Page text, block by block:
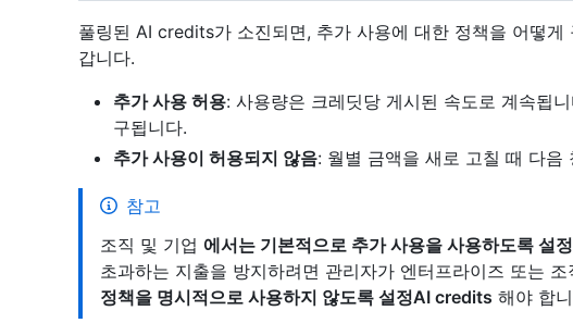
풀링된 AI credits가 소진되면, 추가 사용에 대한 정책을 어떻게
갑니다.
추가 사용 허용: 사용량은 크레딧당 게시된 속도로 계속됩
구됩니다.
추가 사용이 허용되지 않음: 월별 금액을 새로 고칠 때 다음
참고
조직 및 기업 에서는 기본적으로 추가 사용을 사용하도록 설정
초과하는 지출을 방지하려면 관리자가 엔터프라이즈 또는
정책을 명시적으로 사용하지 않도록 설정AI credits 해야 합